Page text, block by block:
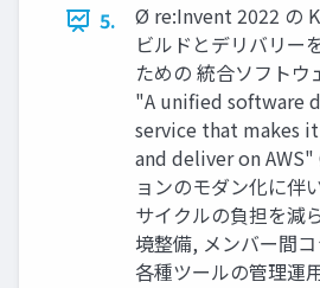
5.
Ø re:Invent 2022 の
ビルドとデリバリー
ための 統合ソフトウ
"A unified software
service that makes
and deliver on
ョンのモダン化に伴
サイクルの負担を減
境整備, メンバー間
各種ツールの管理運